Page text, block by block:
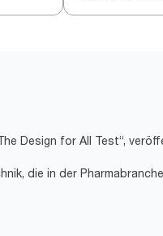
Design for All Test“,
die in der